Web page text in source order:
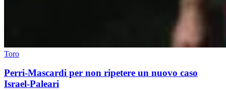
Toro
Perri-Mascardi per non ripetere un nuovo caso
Israel-Paleari